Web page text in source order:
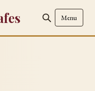
Menu